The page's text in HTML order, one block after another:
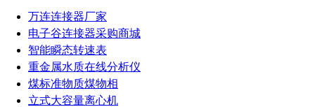
万连连接器厂家
电子谷连接器采购商城
智能瞬态转速表
重金属水质在线分析仪
煤标准物质煤物相
立式大容量离心机